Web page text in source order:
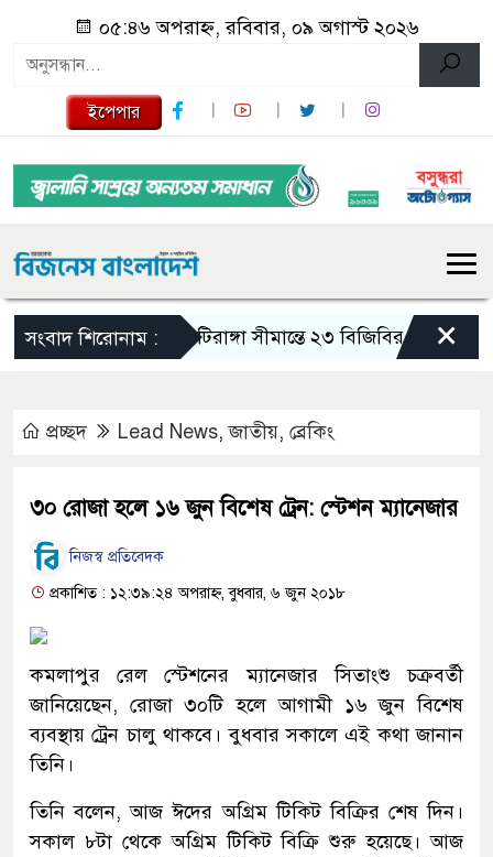
০৫:৪৬ অপরাহ্ন, রবিবার, ০৯ অগাস্ট ২০২৬
ইপেপার
সংবাদ শিরোনাম :মাটিরাঙ্গা সীমান্তে ২৩ বিজিবির অভিযান: ৭
×
প্রচ্ছদ Lead News,জাতীয়, ব্রেকিং
৩০ রোজা হলে ১৬ জুন বিশেষ ট্রেন: স্টেশন ম্যানেজার
নিজস্ব প্রতিবেদক
প্রকাশিত : ১২:৩৯:২৪ অপরাহ্ন, বুধবার, ৬ জুন ২০১৮
কমলাপুর রেল স্টেশনের ম্যানেজার সিতাংশু চক্রবর্তী
জানিয়েছেন, রোজা ৩০টি হলে আগামী ১৬ জুন বিশেষ
ব্যবস্থায় ট্রেন চালু থাকবে। বুধবার সকালে এই কথা জানান
তিনি।
তিনি বলেন, আজ ঈদের অগ্রিম টিকিট বিক্রির শেষ দিন।
সকাল ৮টা থেকে অগ্রিম টিকিট বিক্রি শুরু হয়েছে। আজ